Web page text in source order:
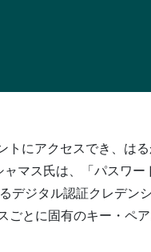
にアクセスでき、は
マス氏は、「パスワ
デジタル認証クレデン
とに固有のキー・ペア